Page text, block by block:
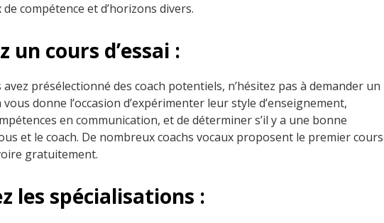
compétence et d’horizons divers.
un cours d’essai :
présélectionné des coach potentiels, n’hésitez pas à demander un
vous donne l’occasion d’expérimenter leur style d’enseignement,
en communication, et de déterminer s’il y a une bonne
et le coach. De nombreux coachs vocaux proposent le premier cours
gratuitement.
les spécialisations :